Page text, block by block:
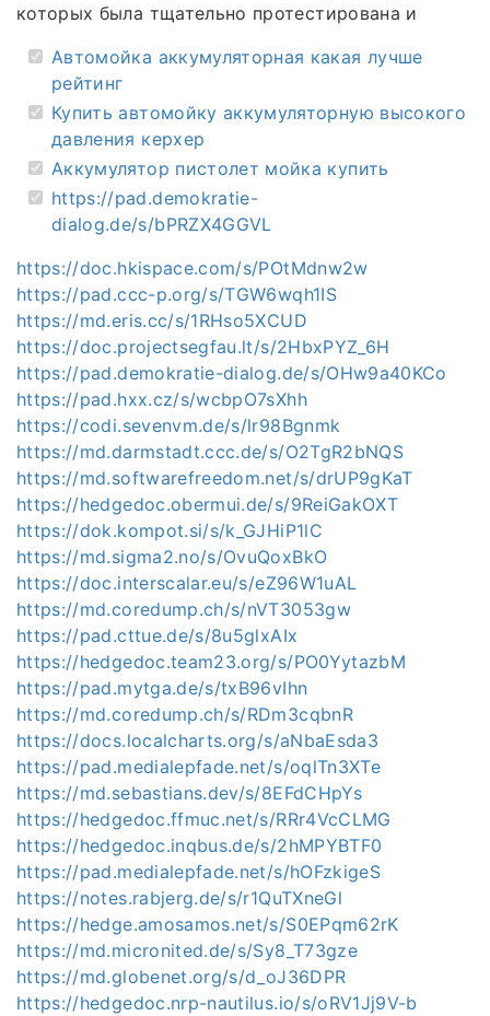
которых была тщательно протестирована и
Автомойка аккумуляторная какая лучше
рейтинг
Купить автомойку аккумуляторную высокого
давления керхер
Аккумулятор пистолет мойка купить
https://pad.demokratie-
dialog.de/s/bPRZX4GGVL
https://doc.hkispace.com/s/POtMdnw2w
https://pad.ccc-p.org/s/TGW6wqh1IS
https://md.eris.cc/s/1RHso5XCUD
https://doc.projectsegfau.lt/s/2HbxPYZ_6H
https://pad.demokratie-dialog.de/s/OHw9a40KCo
https://pad.hxx.cz/s/wcbpO7sXhh
https://codi.sevenvm.de/s/lr98Bgnmk
https://md.darmstadt.ccc.de/s/O2TgR2bNQS
https://md.softwarefreedom.net/s/drUP9gKaT
https://hedgedoc.obermui.de/s/9ReiGakOXT
https://dok.kompot.si/s/k_GJHiP1lC
https://md.sigma2.no/s/OvuQoxBkO
https://doc.interscalar.eu/s/eZ96W1uAL
https://md.coredump.ch/s/nVT3053gw
https://pad.cttue.de/s/8u5glxAIx
https://hedgedoc.team23.org/s/PO0YytazbM
https://pad.mytga.de/s/txB96vIhn
https://md.coredump.ch/s/RDm3cqbnR
https://docs.localcharts.org/s/aNbaEsda3
https://pad.medialepfade.net/s/oqlTn3XTe
https://md.sebastians.dev/s/8EFdCHpYs
https://hedgedoc.ffmuc.net/s/RRr4VcCLMG
https://hedgedoc.inqbus.de/s/2hMPYBTF0
https://pad.medialepfade.net/s/hOFzkigeS
https://notes.rabjerg.de/s/r1QuTXneGl
https://hedge.amosamos.net/s/S0EPqm62rK
https://md.micronited.de/s/Sy8_T73gze
https://md.globenet.org/s/d_oJ36DPR
https://hedgedoc.nrp-nautilus.io/s/oRV1Jj9V-b